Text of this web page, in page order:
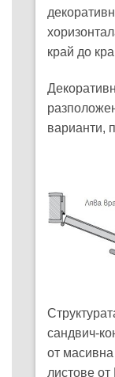
край до
варианти,
сандвич-
от
листове